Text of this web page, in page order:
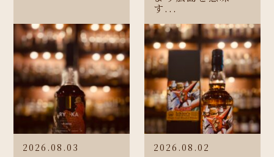
す...
2026.08.03 2026.08.02